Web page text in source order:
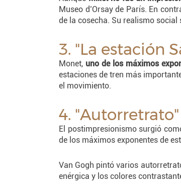
Museo d’Orsay de París. En
de la cosecha. Su realismo
3. "La estación
Monet, uno de los máximos
estaciones de tren más
el movimiento.
4.
El postimpresionismo surgió
de los máximos exponentes de
Van Gogh pintó varios
enérgica y los colores